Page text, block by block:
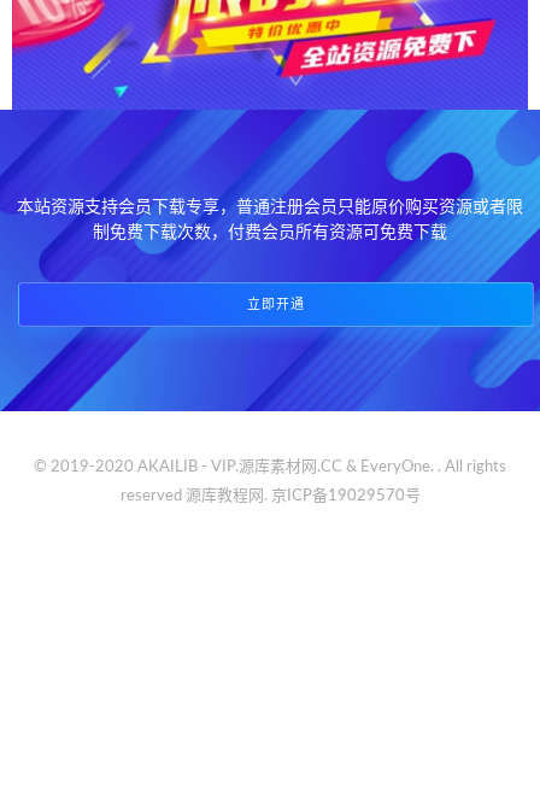
本站资源支持会员下载专享，普通注册会员只能原价购买资源或者限
制免费下载次数，付费会员所有资源可免费下载
立即开通
© 2019-2020 AKAILIB - VIP.源库素材网.CC & EveryOne. . All rights
reserved 源库教程网. 京ICP备19029570号